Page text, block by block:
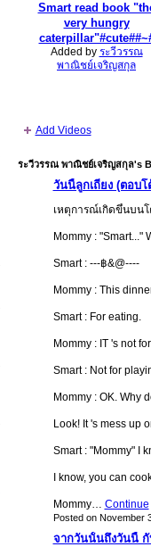
Smart read book
very hungry
Added by ระวีวรรณ
พาณิชย์เจริญสกุล
Add Videos
ระวีวรรณ พาณิชย์เจริญสกุล's
วันนี้ลูกเถียง (ตอบ
เหตุการณ์เกิดขึ้นบนโ
Mommy : "Smart..."
Smart : ---฿&@----
Mommy : This
Smart : For eating.
Mommy : IT 's not
Smart : Not for
Mommy : OK. Why
Look! It 's mess up
Smart : "Mommy" I
I know, you can
Mommy… Continue
Posted on November
จากวันนั้นถึงวันนี้ื กั